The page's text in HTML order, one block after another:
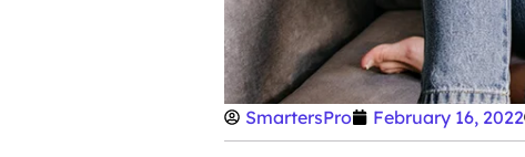
SmartersPro February 16, 2022